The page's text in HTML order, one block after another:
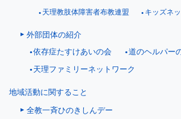
天理教肢体障害者布教連盟 キッズネ
外部団体の紹介
依存症たすけあいの会 道のヘルパー
天理ファミリーネットワーク
地域活動に関すること
全教一斉ひのきしんデー